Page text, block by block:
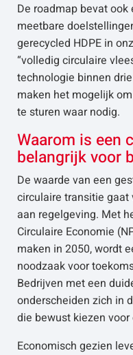
De roadmap bevat
meetbare
gerecycled HDPE in
“volledig circulaire
technologie binnen
maken het mogelijk
te sturen waar nodig.
Waarom is een
belangrijk voor
De waarde van een
circulaire transitie gaat
aan regelgeving. Met
Circulaire Economie
maken in 2050, wordt
noodzaak voor
Bedrijven met een
onderscheiden zich in
die bewust kiezen
Economisch gezien